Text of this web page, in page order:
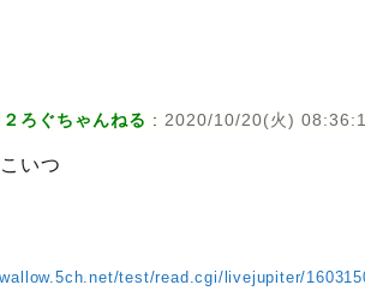
ろぐちゃんねる : 2020/10/20(火)
いつ
test/read.cgi/livejupiter/